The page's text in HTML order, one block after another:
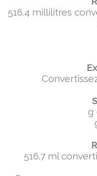
516.4 millilitres
g
516.7 ml